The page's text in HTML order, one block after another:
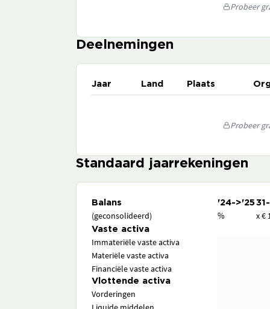
Probeer
Deelnemingen
Jaar Land Plaats
Probeer
Standaard jaarrekeningen
Balans '24->'25
(geconsolideerd) % x €
Vaste activa
Immateriële vaste activa
Materiële vaste activa
Financiële vaste activa
Vlottende activa
Vorderingen